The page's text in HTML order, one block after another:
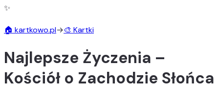
✨
🏠 kartkowo.pl→🎨 Kartki
Najlepsze Życzenia –
Kościół o Zachodzie Słońca